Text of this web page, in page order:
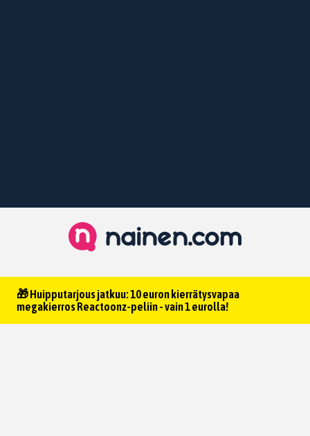
🎁 Huipputarjous jatkuu: 10 euron kierrätysvapaa
megakierros Reactoonz-peliin - vain 1 eurolla!